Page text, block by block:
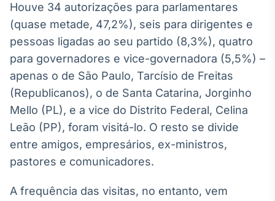
Houve 34 autorizações para parlamentares
(quase metade, 47,2%), seis para dirigentes e
pessoas ligadas ao seu partido (8,3%), quatro
para governadores e vice-governadora (5,5%) –
apenas o de São Paulo, Tarcísio de Freitas
(Republicanos), o de Santa Catarina, Jorginho
Mello (PL), e a vice do Distrito Federal, Celina
Leão (PP), foram visitá-lo. O resto se divide
entre amigos, empresários, ex-ministros,
pastores e comunicadores.
A frequência das visitas, no entanto, vem